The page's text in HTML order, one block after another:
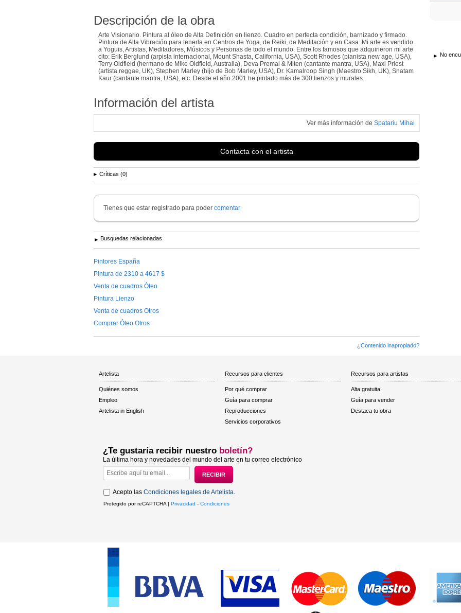
Descripción de la obra
Arte Visionario. Pintura al óleo de Alta Definición en lienzo. Cuadro en perfecta condición, barnizado y firmado.
Pintura de Alta Vibración para tenerla en Centros de Yoga, de Reiki, de Meditación y en Casa. Mi arte es vendido
a Yoguis, Artistas, Meditadores, Músicos y Personas de todo el mundo. Entre los famosos que adquirieron mi arte
cito: Erik Berglund (arpista internacional, Mount Shasta, California, USA), Scott Rhodes (pianista new age, USA),
Terry Oldfield (hermano de Mike Oldfield, Australia), Deva Premal & Miten (cantante mantra, USA), Maxi Priest
(artista reggae, UK), Stephen Marley (hijo de Bob Marley, USA), Dr. Kamalroop Singh (Maestro Sikh, UK), Snatam
Kaur (cantante mantra, USA), etc. Desde el año 2001 he pintado más de 300 lienzos y murales.
Información del artista
Ver más información de Spatariu Mihai
Contacta con el artista
Críticas (0)
Tienes que estar registrado para poder comentar
Busquedas relacionadas
Pintores España
Pintura de 2310 a 4617 $
Venta de cuadros Óleo
Pintura Lienzo
Venta de cuadros Otros
Comprar Óleo Otros
¿Contenido inapropiado?
No
Artelista
Quiénes somos
Empleo
Artelista in English
Recursos para clientes
Por qué comprar
Guía para comprar
Reproducciones
Servicios corporativos
Recursos para artistas
Alta gratuita
Guía para vender
Destaca tu obra
¿Te gustaría recibir nuestro boletín?
La última hora y novedades del mundo del arte en tu correo electrónico
Acepto las Condiciones legales de Artelista
Protegido por reCAPTCHA | Privacidad - Condiciones